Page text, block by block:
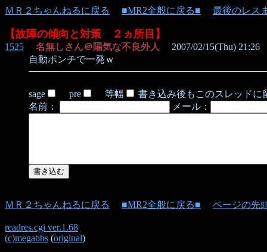
ＭＲ２ちゃんねるに戻る ■MR2全般に戻る■ 最後のレス
【故障の傾向と対策 ２ヵ所目】
1525 名無しさん＠陽気な不良外人
2007/02/15(Thu) 21:26
自動ポンチで一発ｗ
sage pre 等幅
書き込み後もこのスレッドに
名前：
メール：
ＭＲ２ちゃんねるに戻る ■MR2全般に戻る■ ページの先
readres.cgi ver.1.68
(c)megabbs (original)